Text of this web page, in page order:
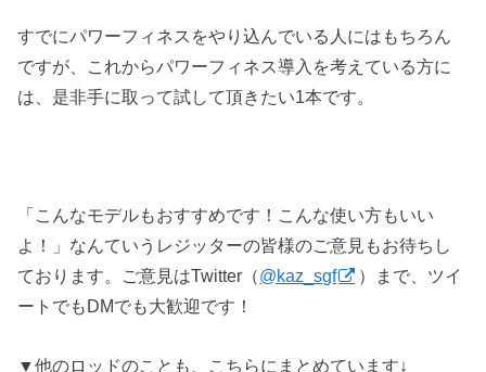
すでにパワーフィネスをやり込んでいる人にはもちろん
ですが、これからパワーフィネス導入を考えている方に
は、是非手に取って試して頂きたい1本です。
「こんなモデルもおすすめです！こんな使い方もいい
よ！」なんていうレジッターの皆様のご意見もお待ちし
ております。ご意見はTwitter（@kaz_sgf
）まで、ツイ
ートでもDMでも大歓迎です！
▼他のロッドのことも、こちらにまとめています↓